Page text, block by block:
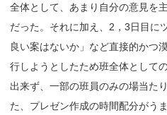
全体として、あまり自分の意見を
だった。それに加え、2，3日目に
良い案はないか」など直接的かつ
行しようとしたため班全体として
出来ず、一部の班員のみの場当た
た、プレゼン作成の時間配分がう